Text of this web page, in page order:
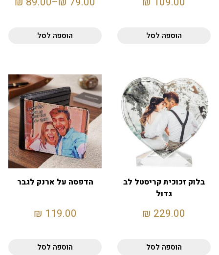
הוספה לסל הוספה לסל
בלוק זכוכית קריסטל לב
גדול
229.00
₪
הוספה לסל
הדפסה על ארנק לגבר
119.00
₪
הוספה לסל